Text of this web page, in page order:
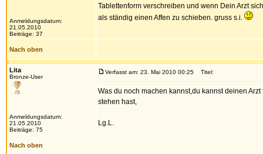
Anmeldungsdatum:
21.05.2010
Beiträge: 37
Tablettenform verschreiben und wenn Dein Arzt
als ständig einen Affen zu schieben. gruss s.i.
Nach oben
Lita
Bronze-User
Anmeldungsdatum:
21.05.2010
Beiträge: 75
Verfasst am: 23. Mai 2010 00:25 Titel:
Was du noch machen kannst,du kannst deinen
stehen hast,
Lg.L.
Nach oben